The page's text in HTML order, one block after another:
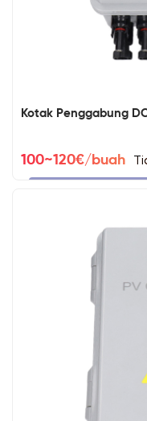
Kotak Penggabung
100~120€/buah